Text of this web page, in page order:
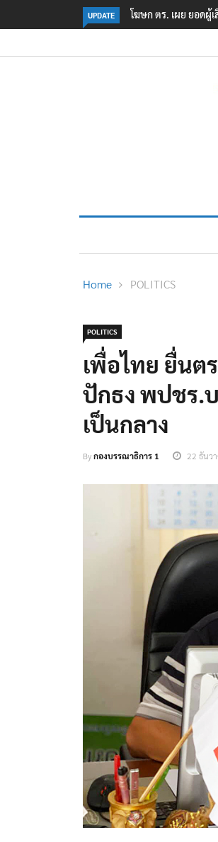
UPDATE นายกฯ ยอมรับเช็คเงิ
Home POLITICS
POLITICS
เพื่อไทย ยื่นต
ปักธง พปชร.บ
เป็นกลาง
Byกองบรรณาธิการ 1 22 ธันว